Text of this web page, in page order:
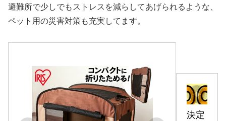
避難所で少しでもストレスを減らしてあげられるような、
ペット用の災害対策も充実してます。
決定